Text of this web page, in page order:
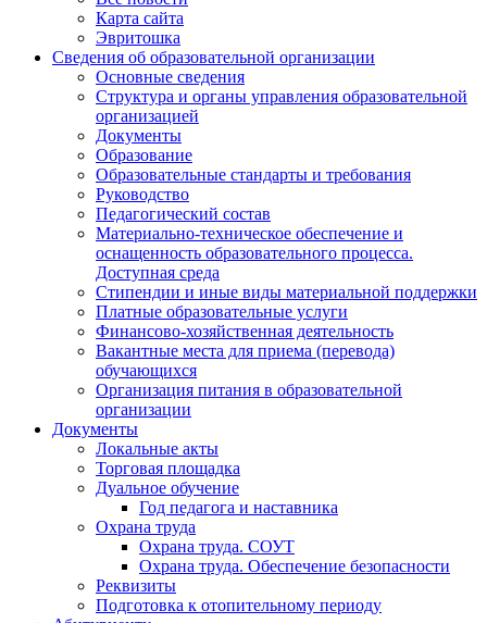
Карта сайта
Эвритошка
Сведения об образовательной организации
Основные сведения
Структура и органы управления образовательной
организацией
Документы
Образование
Образовательные стандарты и требования
Руководство
Педагогический состав
Материально-техническое обеспечение и
оснащенность образовательного процесса.
Доступная среда
Стипендии и иные виды материальной поддержки
Платные образовательные услуги
Финансово-хозяйственная деятельность
Вакантные места для приема (перевода)
обучающихся
Организация питания в образовательной
организации
Документы
Локальные акты
Торговая площадка
Дуальное обучение
Год педагога и наставника
Охрана труда
Охрана труда. СОУТ
Охрана труда. Обеспечение безопасности
Реквизиты
Подготовка к отопительному периоду